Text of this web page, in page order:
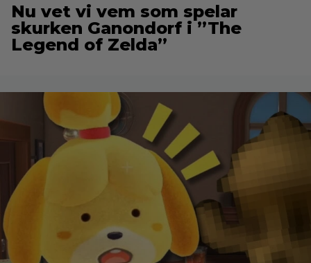
Nu vet vi vem som spelar
skurken Ganondorf i ”The
Legend of Zelda”